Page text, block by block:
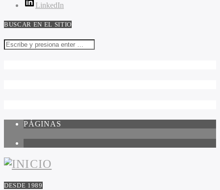
LinkedIn
BUSCAR EN EL SITIO
PÁGINAS
DESDE 1989